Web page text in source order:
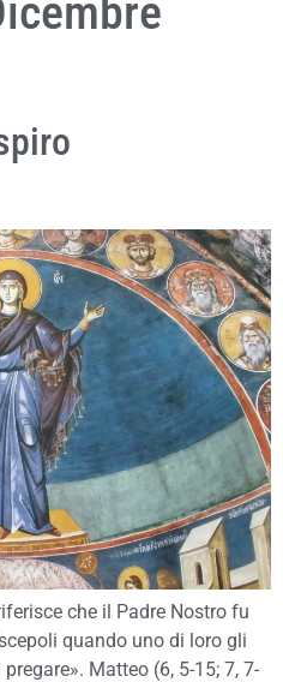
che il Padre Nostro fu
quando uno di loro gli
Matteo (6, 5-15; 7, 7-